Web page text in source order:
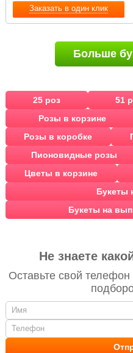
Заказать в один клик
Больше
25 роз 51
Розы в корзине
Розы в коробке
Пионовидные розы
Цветы в корзине
Букеты
Букеты на
Не знаете
Оставьте свой